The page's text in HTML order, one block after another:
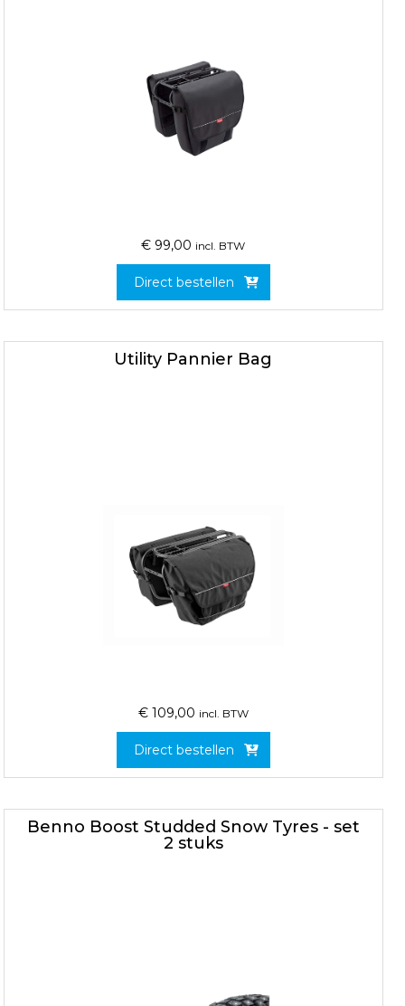
€ 99,00 incl. BTW
Direct bestellen
Utility Pannier Bag
€ 109,00 incl. BTW
Direct bestellen
Benno Boost Studded Snow Tyres - set
2 stuks